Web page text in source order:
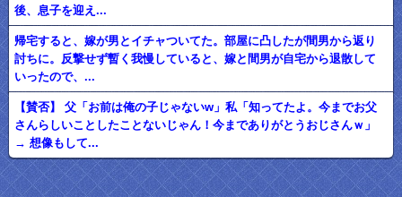
後、息子を迎え...
帰宅すると、嫁が男とイチャついてた。部屋に凸したが間男から返り
討ちに。反撃せず暫く我慢していると、嫁と間男が自宅から退散して
いったので、...
【賛否】 父「お前は俺の子じゃないw」私「知ってたよ。今までお父
さんらしいことしたことないじゃん！今までありがとうおじさんｗ」
→ 想像もして...